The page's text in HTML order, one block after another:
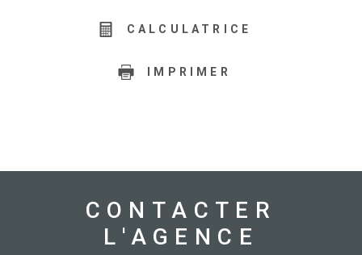
CALCULATRICE
IMPRIMER
CONTACTER
L'AGENCE